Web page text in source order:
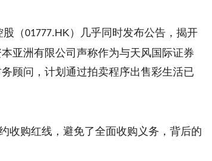
股 （01777.HK） 几乎同时发布公告，揭开
亚洲有限公司声称作为与天风国际证券
顾问，计划通过拍卖程序出售彩生活已
收购红线，避免了全面收购义务， 背后的